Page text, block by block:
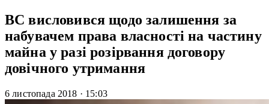
ВС висловився щодо залишення за
набувачем права власності на частину
майна у разі розірвання договору
довічного утримання
6 листопада 2018 · 15:03